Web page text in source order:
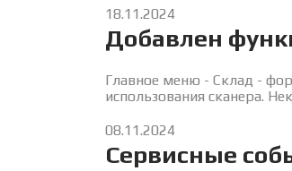
18.11.2024
Добавлен
Главное меню - Склад -
использования сканера.
08.11.2024
Сервисные